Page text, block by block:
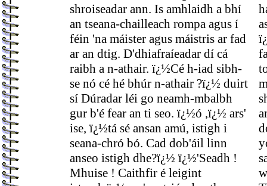
shroiseadar ann. Is amhlaidh a bhí
an tseana-chailleach rompa agus í
féin 'na máister agus máistris ar fad
ar an dtig. D'dhiafraíeadar dí cá
raibh a n-athair. ï¿½Cé h-iad sibh-
se nó cé hé bhúr n-athair ?ï¿½ duirt
sí Dúradar léi go neamh-mbalbh
gur b'é fear an ti seo. ï¿½ó ,ï¿½ ars'
ise, ï¿½tá sé ansan amú, istigh i
seana-chró bó. Cad dob'áil linn
anseo istigh dhe?ï¿½ ï¿½'Seadh !
Mhuise ! Caithfir é leigint